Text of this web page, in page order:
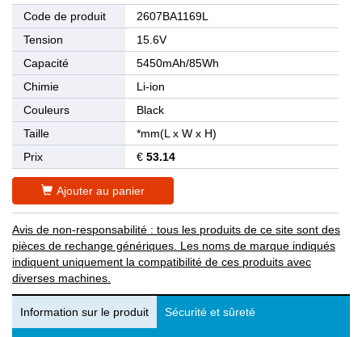
Code de produit
2607BA1169L
Tension
15.6V
Capacité
5450mAh/85Wh
Chimie
Li-ion
Couleurs
Black
Taille
*mm(L x W x H)
Prix
€ 53.14
Ajouter au panier
Avis de non-responsabilité : tous les produits de ce site sont des
pièces de rechange génériques. Les noms de marque indiqués
indiquent uniquement la compatibilité de ces produits avec
diverses machines.
Information sur le produit Sécurité et sûreté